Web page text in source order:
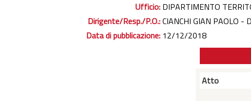
Ufficio: DIPARTIMENTO
Dirigente/Resp./P.O.:CIANCHI GIAN PAOLO -
Data di pubblicazione: 12/12/2018
Atto